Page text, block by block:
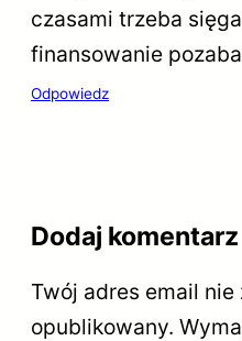
czasami trzeba
finansowanie
Odpowiedz
Dodaj komentarz
Twój adres email nie
opublikowany.